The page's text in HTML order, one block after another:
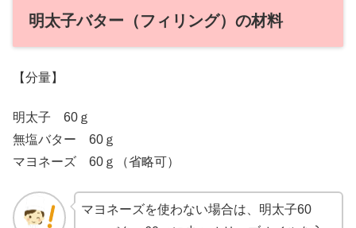
明太子バター（フィリング）の材料
【分量】
明太子 60ｇ
無塩バター 60ｇ
マヨネーズ 60ｇ（省略可）
マヨネーズを使わない場合は、明太子60